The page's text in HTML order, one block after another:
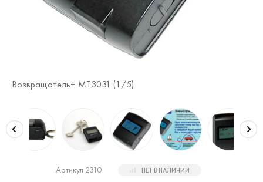
Возвращатель+ MT3031 (1 /5)
Артикул 2310 НЕТ В НАЛИЧИИ